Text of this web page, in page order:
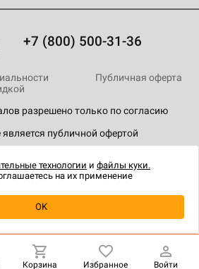
о наличии
+7 (800) 500-31-36
разрешено только по согласию
публичной офертой
Публичная оферта
Корзина Избранное Войти
технологии и файлы куки.
на их применение
OK